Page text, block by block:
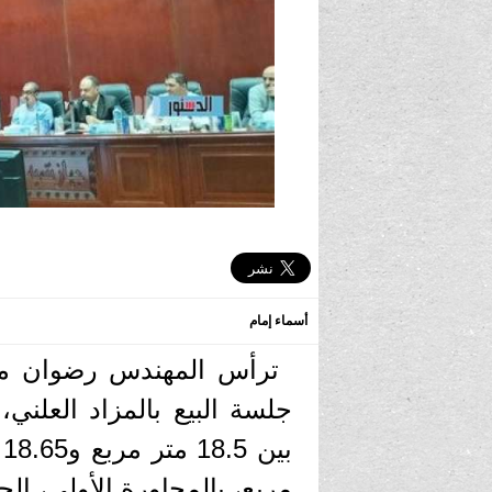
أسماء إمام
ترأس المهندس رضوان